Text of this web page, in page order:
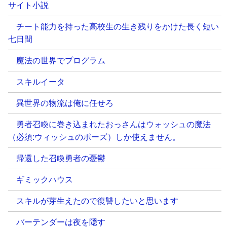
サイト小説
チート能力を持った高校生の生き残りをかけた長く短い
七日間
魔法の世界でプログラム
スキルイータ
異世界の物流は俺に任せろ
勇者召喚に巻き込まれたおっさんはウォッシュの魔法
（必須:ウィッシュのポーズ）しか使えません。
帰還した召喚勇者の憂鬱
ギミックハウス
スキルが芽生えたので復讐したいと思います
バーテンダーは夜を隠す